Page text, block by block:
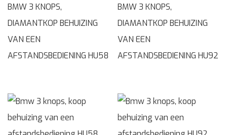
BMW 3 KNOPS,
DIAMANTKOP BEHUIZING
VAN EEN
AFSTANDSBEDIENING HU58
BMW 3 KNOPS,
DIAMANTKOP BEHUIZING
VAN EEN
AFSTANDSBEDIENING HU92